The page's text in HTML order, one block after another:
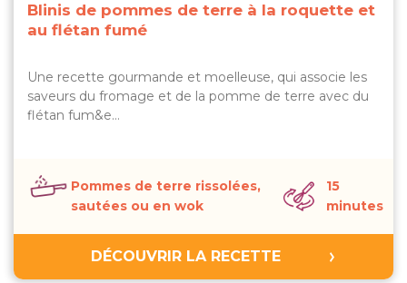
Blinis de pommes de terre à la roquette et
au flétan fumé
Une recette gourmande et moelleuse, qui associe les
saveurs du fromage et de la pomme de terre avec du
flétan fum&e…
Pommes de terre rissolées,
sautées ou en wok
15
minutes
DÉCOUVRIR LA RECETTE